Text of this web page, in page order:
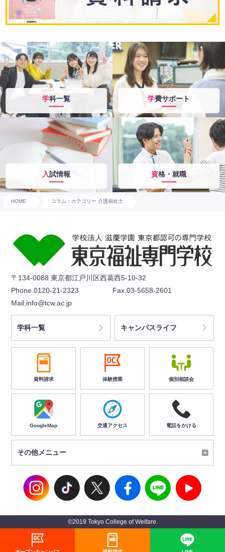
学科一覧 学費サポート
入試情報 資格・就職
HOME コラム：カテゴリー 介護福祉士
〒134-0088 東京都江戸川区西葛西5-10-32
Phone.0120-21-2323
Fax.03-5658-2601
Mail.info@tcw.ac.jp
学科一覧 キャンパスライフ
資料請求 体験授業 個別相談会
GoogleMap 交通アクセス 電話をかける
その他メニュー
©2019 Tokyo College of Welfare.